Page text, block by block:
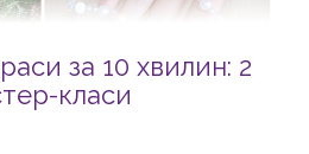
за 10 хвилин: 2
класи